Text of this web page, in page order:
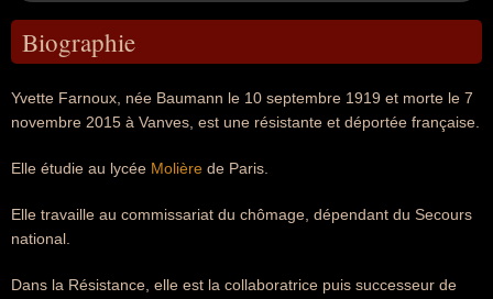
Biographie
Yvette Farnoux, née Baumann le 10 septembre 1919 et morte le 7
novembre 2015 à Vanves, est une résistante et déportée française.
Elle étudie au lycée Molière de Paris.
Elle travaille au commissariat du chômage, dépendant du Secours
national.
Dans la Résistance, elle est la collaboratrice puis successeur de